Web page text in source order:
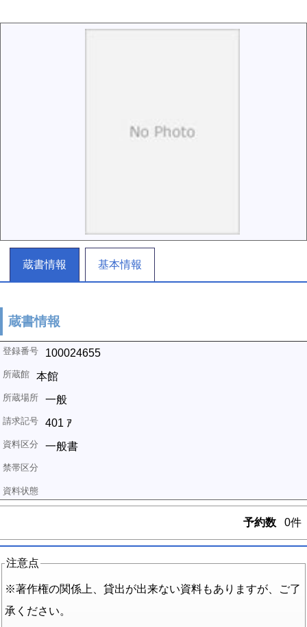
蔵書情報 基本情報
蔵書情報
100024655
本館
一般
401 ｱ
一般書
予約数 0件
注意点
※著作権の関係上、貸出が出来ない資料もありますが、ご了
承ください。